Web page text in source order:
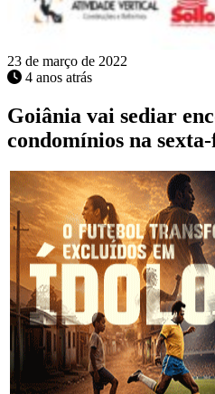
23 de março de 2022
4 anos atrás
Goiânia vai sediar
condomínios na